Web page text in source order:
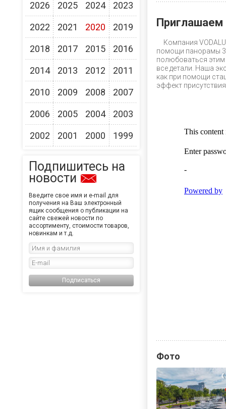
2026
2025 2024 2023
2022 2021 2020 2019
2018 2017 2015 2016
2014 2013 2012 2011
2010 2009 2008 2007
2006 2005 2004 2003
2002 2001 2000 1999
Подпишитесь на
новости
Введите свое имя и e-mail для
получения на Ваш электронный
ящик сообщения о публикации на
сайте свежей новости по
ассортименту, стоимости товаров,
новинкам и т.д.
Подписаться
Приглашаем
Компания
помощи панорамы
полюбоваться
все детали. Наша
как при помощи
эффект
Фото